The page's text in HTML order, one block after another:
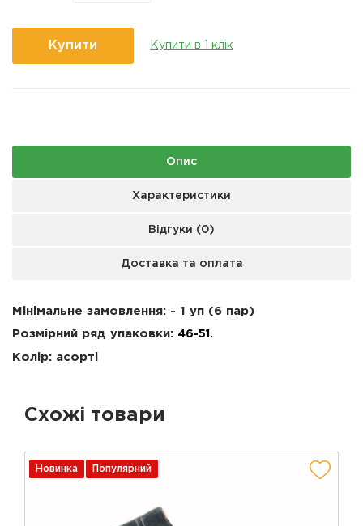
Купити Купити в 1 клік
Опис
Характеристики
Відгуки (0)
Доставка та оплата
Мінімальне замовлення: - 1 уп (6 пар)
Розмірний ряд упаковки: 46-51.
Колір: асорті
Схожі товари
Новинка Популярний